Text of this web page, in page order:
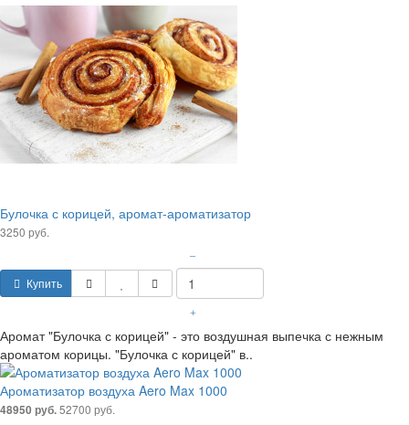
Булочка с корицей, аромат-ароматизатор
3250 руб.
Купить
–
+
Аромат "Булочка с корицей" - это воздушная выпечка с нежным
ароматом корицы. "Булочка с корицей" в..
Ароматизатор воздуха Aero Max 1000
48950 руб.52700 руб.